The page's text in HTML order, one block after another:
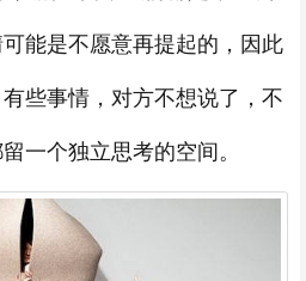
能是不愿意再提起的，因此
些事情，对方不想说了，不
一个独立思考的空间。